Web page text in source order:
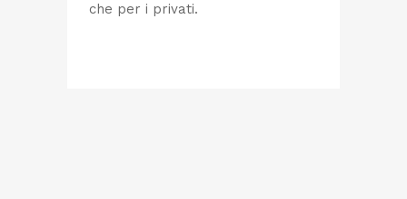
che per i privati.